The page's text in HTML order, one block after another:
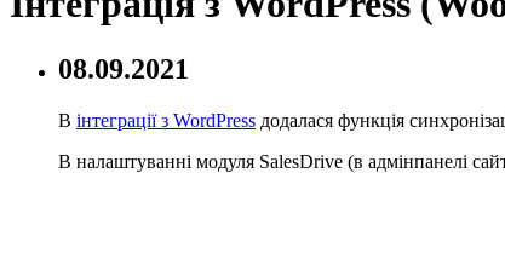
08.09.2021
В інтеграції з WordPress додалася функція
В налаштуванні модуля SalesDrive (в адмінпанелі